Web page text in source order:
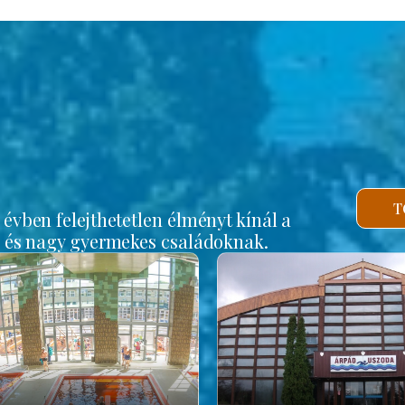
felejthetetlen élményt kínál a
nagy gyermekes családoknak.